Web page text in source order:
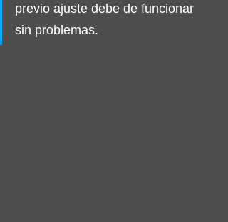
previo ajuste debe de funcionar
sin problemas.